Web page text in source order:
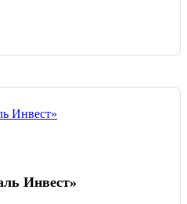
Мы развиваем технологию
установки "WAAMER". Мы
нефтегазовой,
отрасли.
Инвест»